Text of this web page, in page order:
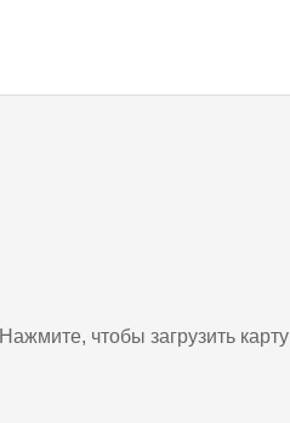
Нажмите, чтобы загрузить карту